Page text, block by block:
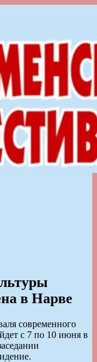
в Нарве
современного
с 7 по 10 июня в